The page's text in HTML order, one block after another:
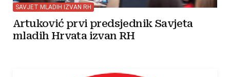
SAVJET MLADIH IZVAN RH
Artuković prvi predsjednik Savjeta
mladih Hrvata izvan RH